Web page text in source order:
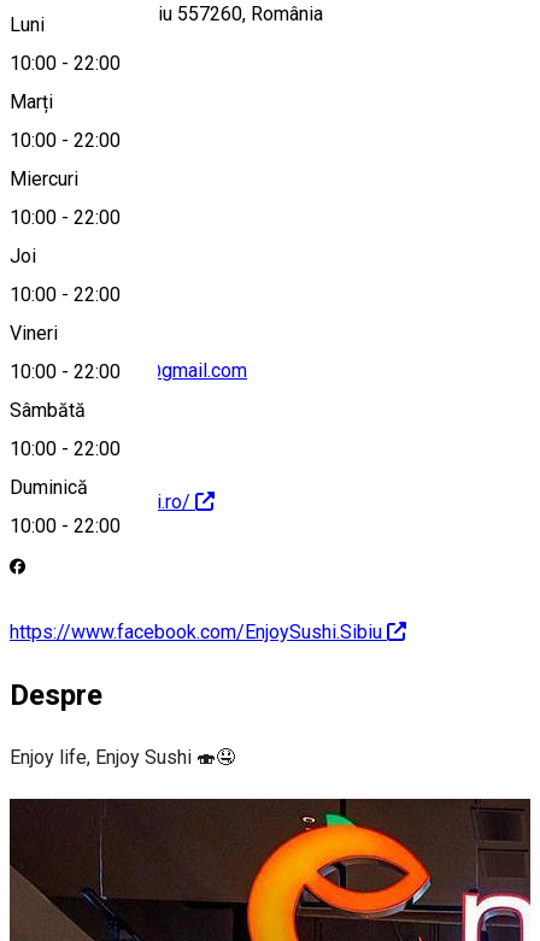
Luni
10:00 - 22:00
Marți
10:00 - 22:00
Miercuri
10:00 - 22:00
Joi
10:00 - 22:00
Vineri
10:00 - 22:00
Sâmbătă
10:00 - 22:00
Duminică
10:00 - 22:00
Strada Lector, Sibiu 557260, România
Hartă
enjoysushi.sibiu@gmail.com
https://enjoysushi.ro/
https://www.facebook.com/EnjoySushi.Sibiu
Despre
Enjoy life, Enjoy Sushi 🍣🤤